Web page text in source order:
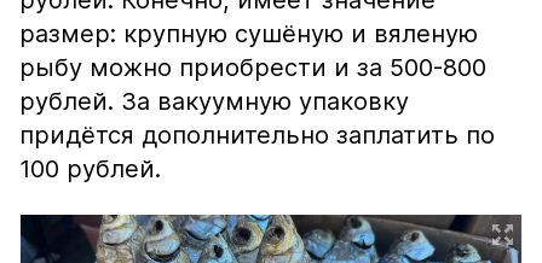
размер: крупную сушёную и вяленую
рыбу можно приобрести и за 500-800
рублей. За вакуумную упаковку
придётся дополнительно заплатить по
100 рублей.